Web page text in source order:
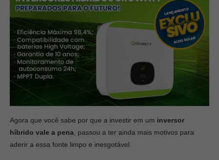
Agora que você sabe por que a investir em um inversor
híbrido vale a pena , passou a ter ainda mais motivos para
aderir a essa fonte limpo e inesgotável.